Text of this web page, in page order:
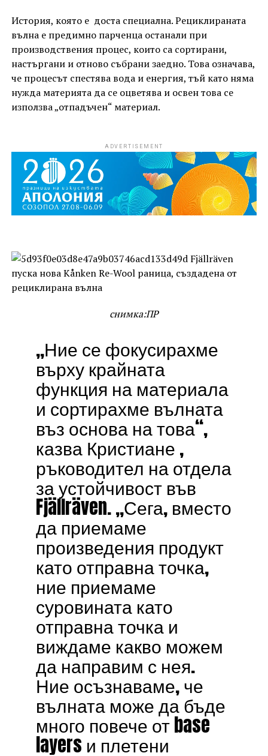
История, която е доста специална. Рециклираната
вълна е предимно парченца останали при
производствения процес, които са сортирани,
настъргани и отново събрани заедно. Това означава,
че процесът спестява вода и енергия, тъй като няма
нужда материята да се оцветява и освен това се
използва „отпадъчен“ материал.
ADVERTISEMENT
снимка:ПР
„Ние се фокусирахме
върху крайната
функция на материала
и сортирахме вълната
въз основа на това“,
казва Кристиане ,
ръководител на отдела
за устойчивост във
Fjällräven. „Сега, вместо
да приемаме
произведения продукт
като отправна точка,
ние приемаме
суровината като
отправна точка и
виждаме какво можем
да направим с нея.
Ние осъзнаваме, че
вълната може да бъде
много повече от base
layers и плетени